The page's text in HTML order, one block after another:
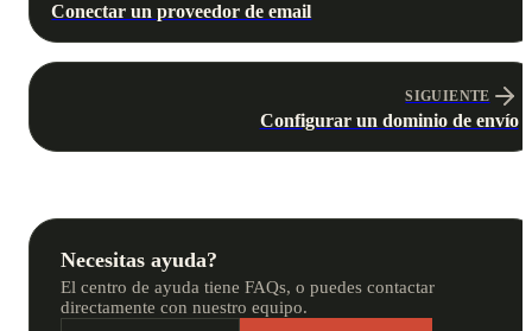
Conectar un proveedor de email
SIGUIENTE
Configurar un dominio de envío
Necesitas ayuda?
El centro de ayuda tiene FAQs, o puedes contactar
directamente con nuestro equipo.